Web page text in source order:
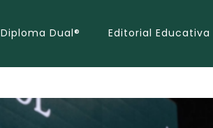
Diploma Dual® Editorial Educativa